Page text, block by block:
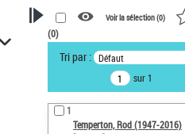
VOTRE RECHERCHE
Recherche avancée dans les
notices d’autorité
Œuvres liées à l'auteur :
Temperton, Rod (1947-2016)
Voir la sélection (0)
(0)
Tri par : Défaut
sur 1
1
Temperton, Rod (1947-2016)